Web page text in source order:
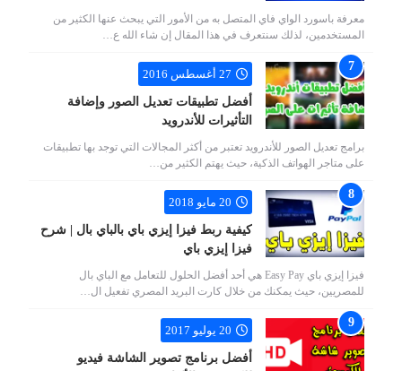
معرفة باسورد الواي فاي المتصل به من الأمور التي يبحث عنها الكثير من
المستخدمين، لذلك سنتعرف في هذا المقال إن شاء الله ع…
27 أغسطس 2016
أفضل تطبيقات تعديل الصور وإضافة
التأثيرات للأندرويد
برامج تعديل الصور للأندرويد تعتبر من أكثر المجالات التي توجد بها تطبيقات
على متاجر الهواتف الذكية، حيث يهتم الكثير من…
20 مايو 2018
كيفية ربط فيزا إيزي باي بالباي بال | شرح
فيزا إيزي باي
فيزا إيزي باي Easy Pay هي أحد أفضل الحلول للتعامل مع الباي بال
للمصريين، حيث يمكنك من خلال كارت البريد المصري تفعيل ال…
20 يوليو 2017
أفضل برنامج تصوير الشاشة فيديو